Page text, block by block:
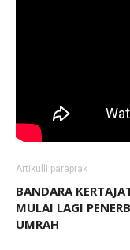
Artikulli paraprak
BANDARA
MULAI LAGI
UMRAH